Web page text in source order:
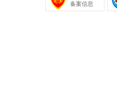
备案信息